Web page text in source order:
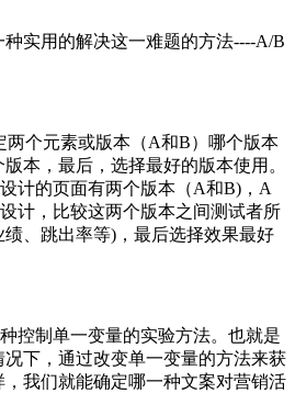
实用的解决这一难题的方法----A/B
两个元素或版本（A和B）哪个版本
本，最后，选择最好的版本使用。
计的页面有两个版本（A和B)，A
计，比较这两个版本之间测试者所
、跳出率等)，最后选择效果最好
控制单一变量的实验方法。也就是
下，通过改变单一变量的方法来获
我们就能确定哪一种文案对营销活